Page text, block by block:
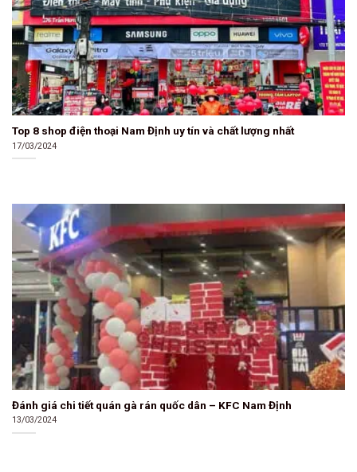
Top 8 shop điện thoại Nam Định uy tín và chất lượng nhất
17/03/2024
Đánh giá chi tiết quán gà rán quốc dân – KFC Nam Định
13/03/2024